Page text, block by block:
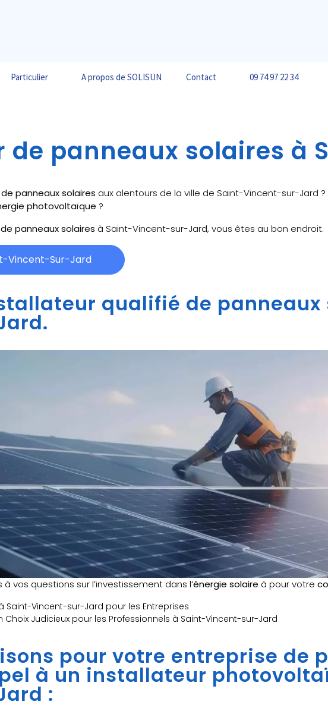
Particulier A propos de SOLISUN Contact 09 74 97 22 34
de panneaux solaires à
panneaux solaires aux alentours de la ville de Saint-Vincent-sur-Jard ?
photovoltaïque ?
panneaux solaires à Saint-Vincent-sur-Jard, vous êtes au bon endroit.
Vincent-Sur-Jard
qualifié de
vos questions sur l’investissement dans l’énergie solaire à pour votre
Saint-Vincent-sur-Jard pour les Entreprises
Choix Judicieux pour les Professionnels à Saint-Vincent-sur-Jard
pour votre entreprise de
à un installateur
: